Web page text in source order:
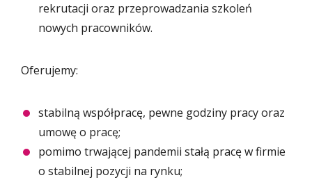
rekrutacji oraz przeprowadzania szkoleń
nowych pracowników.
Oferujemy:
stabilną współpracę, pewne godziny pracy oraz
umowę o pracę;
pomimo trwającej pandemii stałą pracę w firmie
o stabilnej pozycji na rynku;